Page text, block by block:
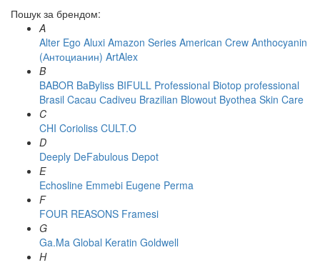
Пошук за брендом:
A
Alter Ego Aluxi Amazon Series American Crew Anthocyanin
(Антоцианин) ArtAlex
B
BABOR BaByliss BIFULL Professional Biotop professional
Brasil Cacau Сadiveu Brazilian Blowout Byothea Skin Care
C
CHI Corioliss CULT.O
D
Deeply DeFabulous Depot
E
Echosline Emmebi Eugene Perma
F
FOUR REASONS Framesi
G
Ga.Ma Global Keratin Goldwell
H